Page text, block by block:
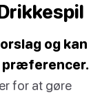
og kan
præferencer.
for at gøre